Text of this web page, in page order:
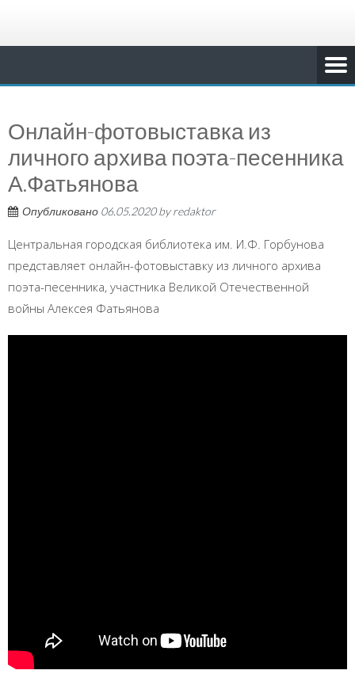
Онлайн-фотовыставка из
личного архива поэта-песенника
А.Фатьянова
Опубликовано 06.05.2020byredaktor
Центральная городская библиотека им. И.Ф. Горбунова
представляет онлайн-фотовыставку из личного архива
поэта-песенника, участника Великой Отечественной
войны Алексея Фатьянова